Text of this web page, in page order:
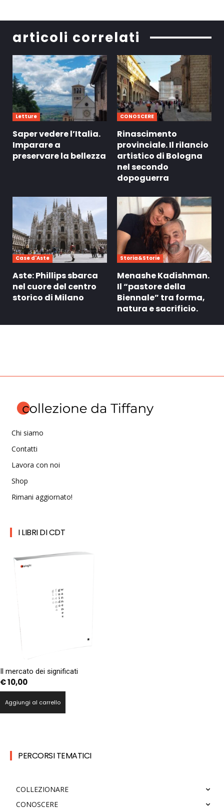
articoli correlati
Letture
Saper vedere l’Italia.
Imparare a
preservare la bellezza
CONOSCERE
Rinascimento
provinciale. Il rilancio
artistico di Bologna
nel secondo
dopoguerra
Case d'Aste
Aste: Phillips sbarca
nel cuore del centro
storico di Milano
Storia&Storie
Menashe Kadishman.
Il “pastore della
Biennale” tra forma,
natura e sacrificio.
Chi siamo
Contatti
Lavora con noi
Shop
Rimani aggiornato!
I LIBRI DI CDT
Il mercato dei significati
€10,00
Aggiungi al carrello
PERCORSI TEMATICI
COLLEZIONARE
CONOSCERE